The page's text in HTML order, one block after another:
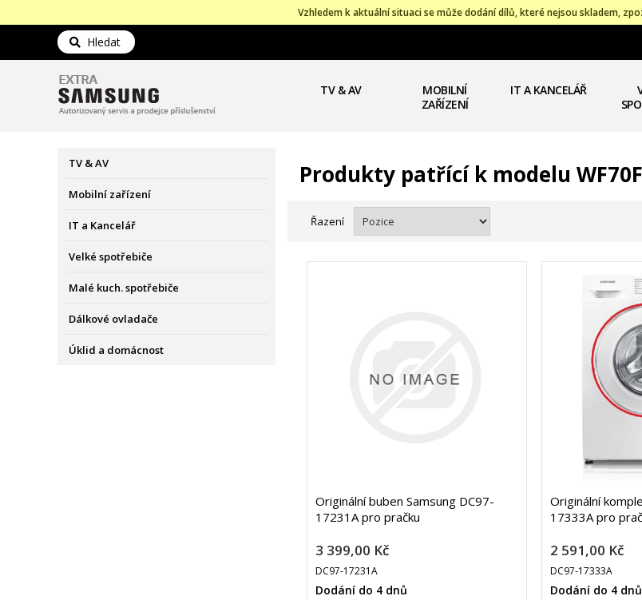
Vzhledem k aktuální situaci se může dodání dílů, které nejsou skladem,
Hledat
TV & AV
MOBILNÍ
ZAŘÍZENÍ
IT A KANCELÁŘ
TV & AV
Mobilní zařízení
IT a Kancelář
Velké spotřebiče
Malé kuch. spotřebiče
Dálkové ovladače
Úklid a domácnost
Produkty patřící k modelu
Řazení
Originální buben Samsung DC97-
17231A pro pračku
3 399,00 Kč
DC97-17231A
Dodání do 4 dnů
Originální
17333A pro
2 591,00 Kč
DC97-17333A
Dodání do 4 dnů